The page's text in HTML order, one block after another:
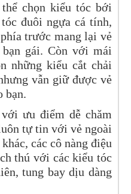
chọn kiểu tóc bới
đuôi ngựa cá tính,
trước mang lại vẻ
gái. Còn với mái
những kiểu cắt chải
vẫn giữ được vẻ
bạn.
ưu điểm dễ chăm
tự tin với vẻ ngoài
các cô nàng điệu
thú với các kiểu tóc
tung bay dịu dàng